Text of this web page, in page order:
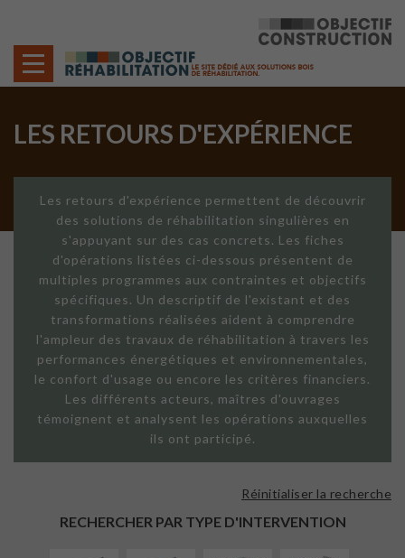
LES RETOURS D'EXPÉRIENCE
Les retours d'expérience permettent de découvrir
des solutions de réhabilitation singulières en
s'appuyant sur des cas concrets. Les fiches
d'opérations listées ci-dessous présentent de
multiples programmes aux contraintes et objectifs
spécifiques. Un descriptif de l'existant et des
transformations réalisées aident à comprendre
l'ampleur des travaux de réhabilitation à travers les
performances énergétiques et environnementales,
le confort d'usage ou encore les critères financiers.
Les différents acteurs, maîtres d'ouvrages
témoignent et analysent les opérations auxquelles
ils ont participé.
RECHERCHER PAR TYPE D'INTERVENTION
Réinitialiser la recherche
EXTÉRIEURE